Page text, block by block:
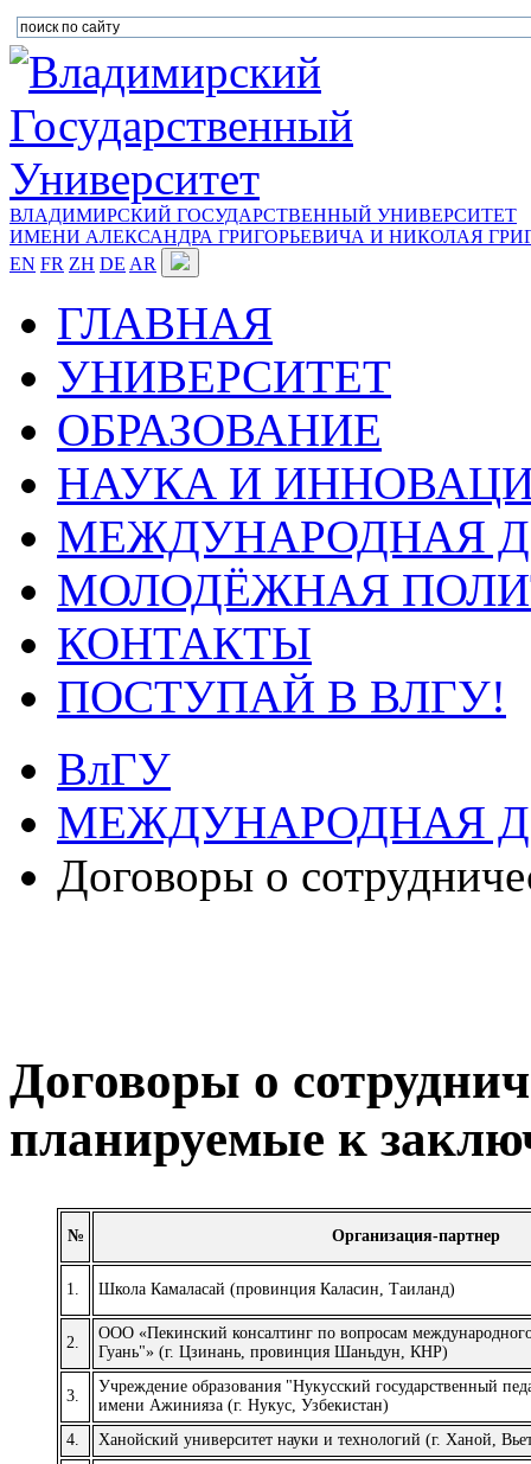
ВЛАДИМИРСКИЙ ГОСУДАРСТВЕННЫЙ УНИВЕРСИТЕТ
ИМЕНИ АЛЕКСАНДРА ГРИГОРЬЕВИЧА И НИКОЛАЯ
EN FR ZH DE AR
ГЛАВНАЯ
УНИВЕРСИТЕТ
ОБРАЗОВАНИЕ
НАУКА И
МЕЖДУНАРОДНАЯ
МОЛОДЁЖНАЯ
КОНТАКТЫ
ПОСТУПАЙ В ВЛГУ!
ВлГУ
МЕЖДУНАРОДНАЯ
Договоры о
Договоры о
планируемые к
№ Организация-партнер
1. Школа Камаласай (провинция Каласин, Таиланд)
2.
ООО «Пекинский консалтинг по вопросам
Гуань"» (г. Цзинань, провинция Шаньдун, КНР)
3.
Учреждение образования "Нукусский государственный
имени Ажинияза (г. Нукус, Узбекистан)
4.
Ханойский университет науки и технологий (г. Ханой,